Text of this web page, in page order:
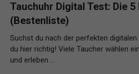
Tauchuhr Digital Test: Die 5
(Bestenliste)
Suchst du nach der perfekten
du hier richtig! Viele Taucher wählen
und erleben …